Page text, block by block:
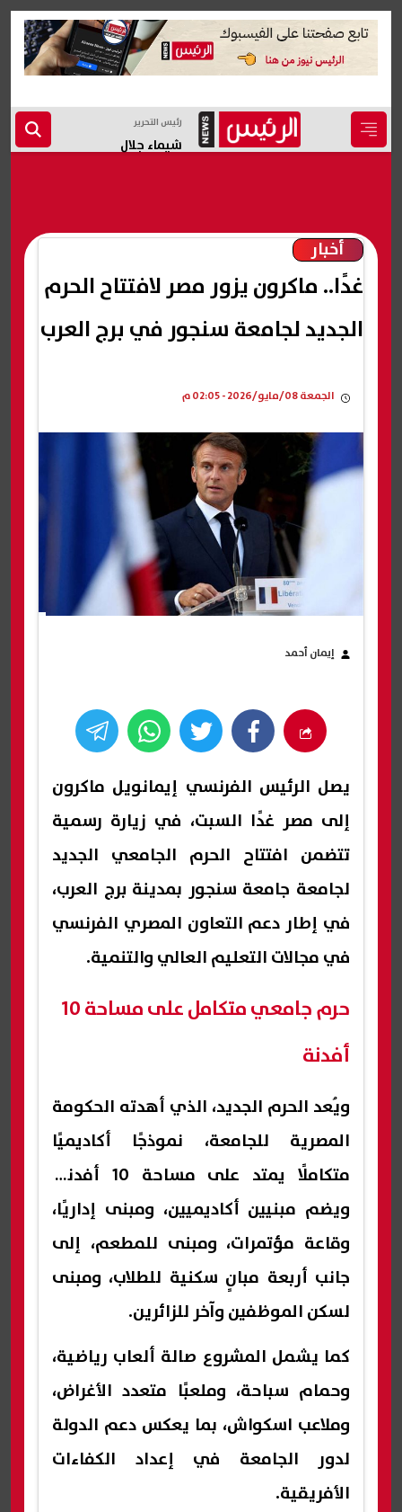
رئيس التحرير
شيماء جلال
أخبار
غدًا.. ماكرون يزور مصر لافتتاح الحرم
الجديد لجامعة سنجور في برج العرب
الجمعة 08/مايو/2026 - 02:05 م
إيمان أحمد
يصل الرئيس الفرنسي إيمانويل ماكرون
إلى مصر غدًا السبت، في زيارة رسمية
تتضمن افتتاح الحرم الجامعي الجديد
لجامعة جامعة سنجور بمدينة برج العرب،
في إطار دعم التعاون المصري الفرنسي
في مجالات التعليم العالي والتنمية.
حرم جامعي متكامل على مساحة 10
أفدنة
ويُعد الحرم الجديد، الذي أهدته الحكومة
المصرية للجامعة، نموذجًا أكاديميًا
متكاملًا يمتد على مساحة 10 أفدنة،
ويضم مبنيين أكاديميين، ومبنى إداريًا،
وقاعة مؤتمرات، ومبنى للمطعم، إلى
جانب أربعة مبانٍ سكنية للطلاب، ومبنى
لسكن الموظفين وآخر للزائرين.
كما يشمل المشروع صالة ألعاب رياضية،
وحمام سباحة، وملعبًا متعدد الأغراض،
وملاعب اسكواش، بما يعكس دعم الدولة
لدور الجامعة في إعداد الكفاءات
الأفريقية.